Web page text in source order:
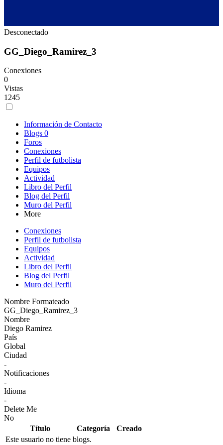
Desconectado
GG_Diego_Ramirez_3
Conexiones
0
Vistas
1245
Información de Contacto
Blogs 0
Foros
Conexiones
Perfil de futbolista
Equipos
Actividad
Libro del Perfil
Blog del Perfil
Muro del Perfil
More
Conexiones
Perfil de futbolista
Equipos
Actividad
Libro del Perfil
Blog del Perfil
Muro del Perfil
Nombre Formateado
GG_Diego_Ramirez_3
Nombre
Diego Ramirez
País
Global
Ciudad
-
Notificaciones
-
Idioma
-
Delete Me
No
Título
Categoría
Creado
Este usuario no tiene blogs.